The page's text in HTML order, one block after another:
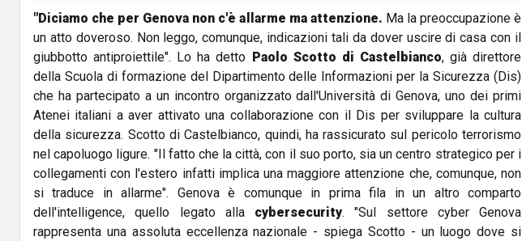
"Diciamo che per Genova non c'è allarme ma attenzione. Ma la preoccupazione è
un atto doveroso. Non leggo, comunque, indicazioni tali da dover uscire di casa con il
giubbotto antiproiettile". Lo ha detto Paolo Scotto di Castelbianco, già direttore
della Scuola di formazione del Dipartimento delle Informazioni per la Sicurezza (Dis)
che ha partecipato a un incontro organizzato dall'Università di Genova, uno dei primi
Atenei italiani a aver attivato una collaborazione con il Dis per sviluppare la cultura
della sicurezza. Scotto di Castelbianco, quindi, ha rassicurato sul pericolo terrorismo
nel capoluogo ligure. "Il fatto che la città, con il suo porto, sia un centro strategico per i
collegamenti con l'estero infatti implica una maggiore attenzione che, comunque, non
si traduce in allarme". Genova è comunque in prima fila in un altro comparto
dell'intelligence, quello legato alla cybersecurity. "Sul settore cyber Genova
rappresenta una assoluta eccellenza nazionale - spiega Scotto - un luogo dove si